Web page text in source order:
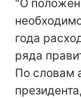
"О
года
ряда
По словам